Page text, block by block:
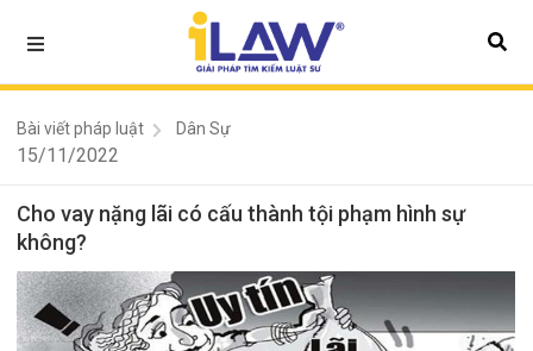
Bài viết pháp luật Dân Sự
15/11/2022
Cho vay nặng lãi có cấu thành tội phạm hình sự
không?